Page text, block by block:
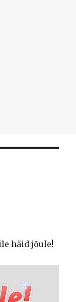
häid jõule!